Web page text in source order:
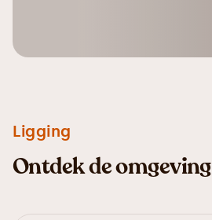
Ligging
Ontdek de omgeving